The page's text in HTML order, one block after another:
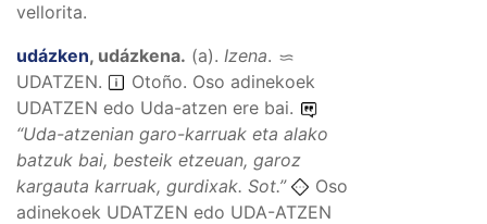
vellorita.
udázken, udázkena. (a). Izena.
UDATZEN.
Otoño. Oso adinekoek
UDATZEN edo Uda-atzen ere bai.
“Uda-atzenian garo-karruak eta alako
batzuk bai, besteik etzeuan, garoz
kargauta karruak, gurdixak. Sot.”
Oso
adinekoek UDATZEN edo UDA-ATZEN